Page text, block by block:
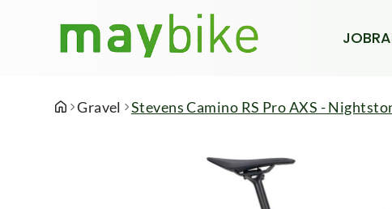
Gravel Stevens Camino RS Pro AXS -